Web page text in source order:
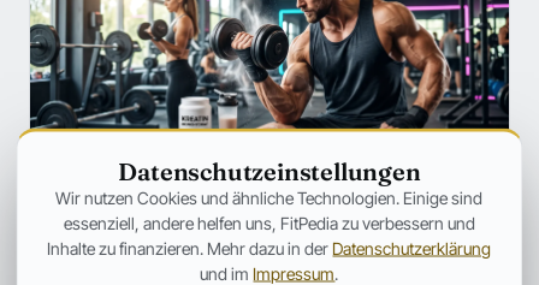
SUPPLEMENTS
Kreatin erklärt: Wirkung, Einnahme,
Muskelaufbau und wissenschaftliche
Datenschutzeinstellungen
Wir nutzen Cookies und ähnliche Technologien. Einige sind
essenziell, andere helfen uns, FitPedia zu verbessern und
Inhalte zu finanzieren. Mehr dazu in der Datenschutzerklärung
und im Impressum.